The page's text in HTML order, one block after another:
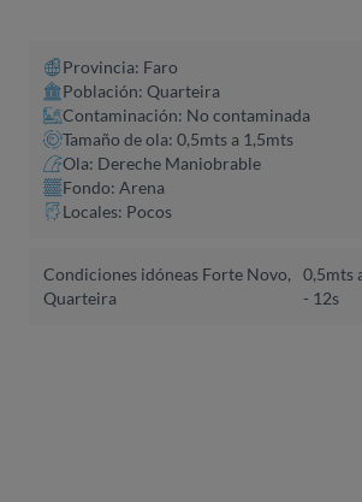
Provincia: Faro
Población: Quarteira
Contaminación: No contaminada
Tamaño de ola: 0,5mts a 1,5mts
Ola: Dereche Maniobrable
Fondo: Arena
Locales: Pocos
Condiciones idóneas Forte Novo,
Quarteira
0,5mts
- 12s